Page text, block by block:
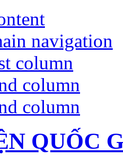
navigation
column
column
column
QUỐC